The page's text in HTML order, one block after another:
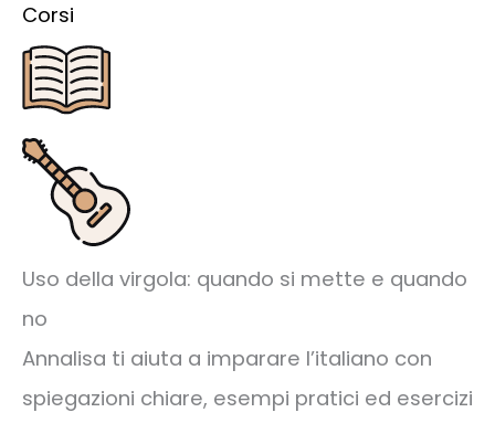
Corsi
Uso della virgola: quando si mette e quando
no
Annalisa ti aiuta a imparare l’italiano con
spiegazioni chiare, esempi pratici ed esercizi